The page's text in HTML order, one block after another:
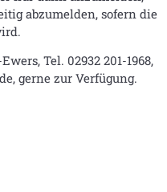
abzumelden, sofern die
Tel. 02932 201-1968,
gerne zur Verfügung.